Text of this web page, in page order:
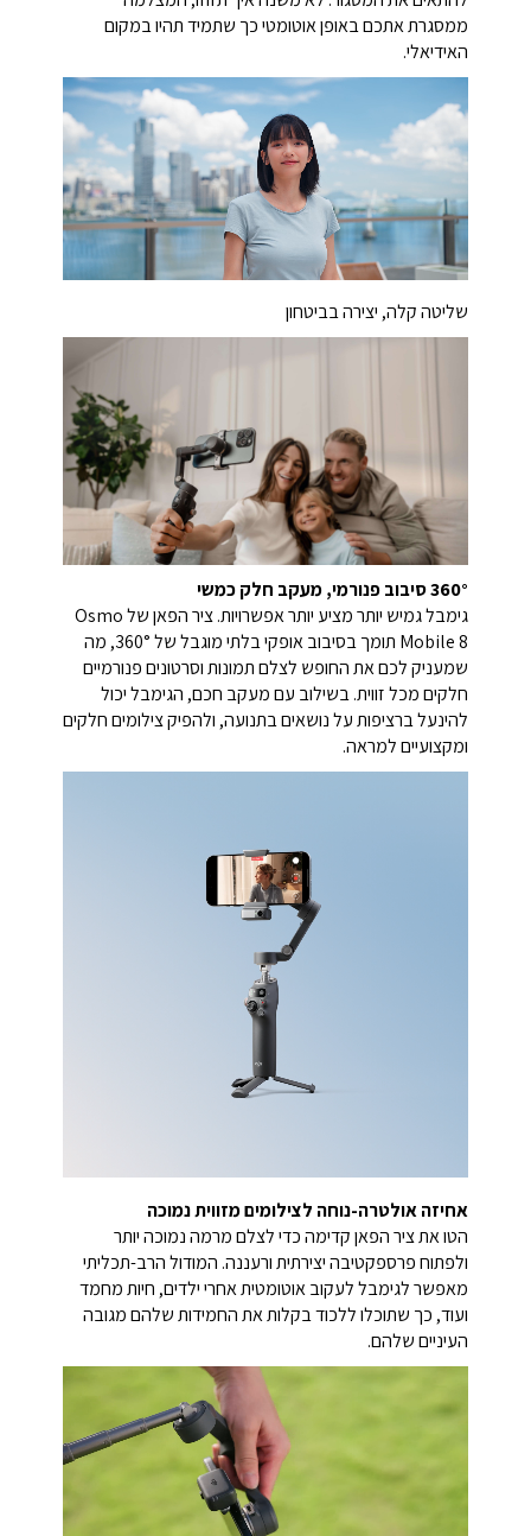
להתאים את המסגור. לא משנה איך תזוזו, המצלמה
ממסגרת אתכם באופן אוטומטי כך שתמיד תהיו במקום
האידיאלי.
שליטה קלה, יצירה בביטחון
360° סיבוב פנורמי, מעקב חלק כמשי
גימבל גמיש יותר מציע יותר אפשרויות. ציר הפאן של Osmo
Mobile 8 תומך בסיבוב אופקי בלתי מוגבל של 360°, מה
שמעניק לכם את החופש לצלם תמונות וסרטונים פנורמיים
חלקים מכל זווית. בשילוב עם מעקב חכם, הגימבל יכול
להינעל ברציפות על נושאים בתנועה, ולהפיק צילומים חלקים
ומקצועיים למראה.
אחיזה אולטרה-נוחה לצילומים מזווית נמוכה
הטו את ציר הפאן קדימה כדי לצלם מרמה נמוכה יותר
ולפתוח פרספקטיבה יצירתית ורעננה. המודול הרב-תכליתי
מאפשר לגימבל לעקוב אוטומטית אחרי ילדים, חיות מחמד
ועוד, כך שתוכלו ללכוד בקלות את החמידות שלהם מגובה
העיניים שלהם.